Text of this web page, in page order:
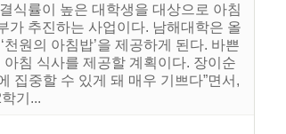
식률이 높은 대학생을 대상으로 아침
가 추진하는 사업이다. 남해대학은 올
원의 아침밥’을 제공하게 된다. 바쁜
침 식사를 제공할 계획이다. 장이순
집중할 수 있게 돼 매우 기쁘다”면서,
기...